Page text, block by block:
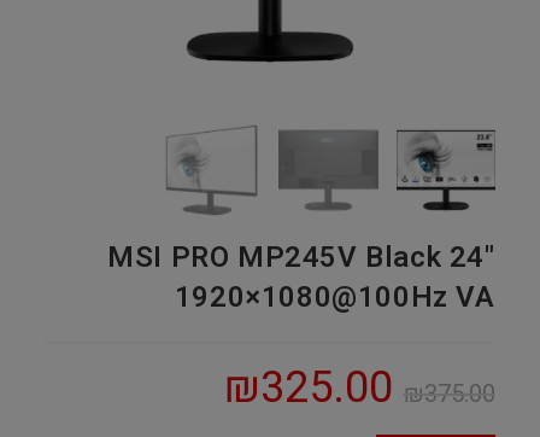
MSI PRO MP245V Black 24"
1920×1080@100Hz VA
₪375.00
₪325.00